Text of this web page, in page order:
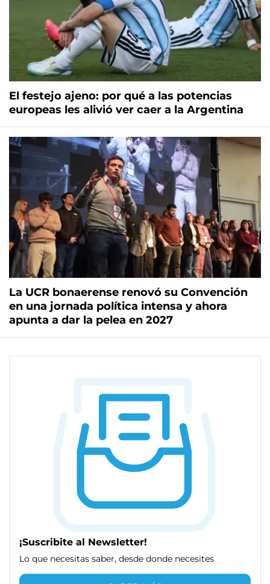
El festejo ajeno: por qué a las potencias
europeas les alivió ver caer a la Argentina
La UCR bonaerense renovó su Convención
en una jornada política intensa y ahora
apunta a dar la pelea en 2027
¡Suscribite al Newsletter!
Lo que necesitas saber, desde donde necesites